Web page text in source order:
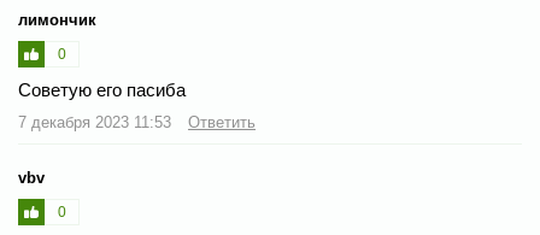
лимончик
0
Советую его пасиба
7 декабря 2023 11:53 Ответить
vbv
0